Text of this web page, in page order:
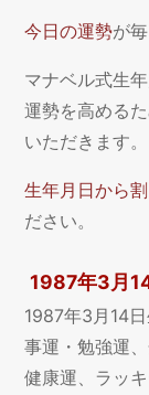
今日の運勢が
マナベル式生
運勢を高める
いただきます。
生年月日から
ださい。
1987年3月
1987年3月14
事運・勉強運
健康運、ラッ